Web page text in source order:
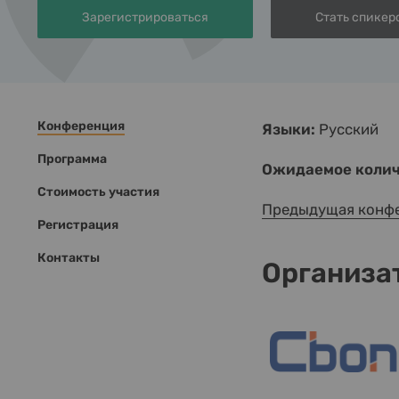
Зарегистрироваться Стать
Конференция
Программа
Стоимость участия
Регистрация
Контакты
Языки: Русский
Ожидаемое
Предыдущая